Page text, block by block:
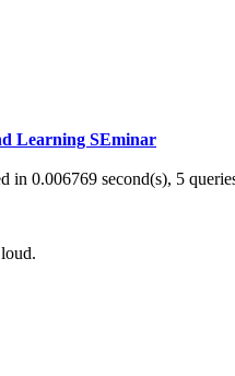
Learning SEminar
in 0.006769 second(s), 5